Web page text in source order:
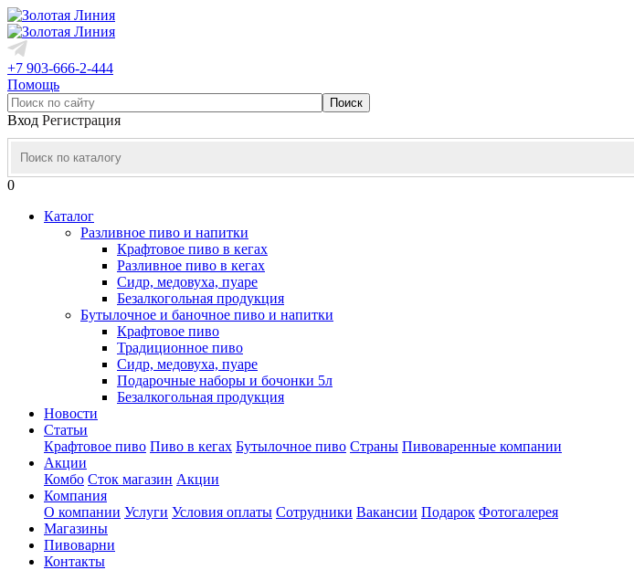
+7 903-666-2-444
Помощь
Вход Регистрация
0
Каталог
Разливное пиво и напитки
Крафтовое пиво в кегах
Разливное пиво в кегах
Сидр, медовуха, пуаре
Безалкогольная продукция
Бутылочное и баночное пиво и напитки
Крафтовое пиво
Традиционное пиво
Сидр, медовуха, пуаре
Подарочные наборы и бочонки 5л
Безалкогольная продукция
Новости
Статьи
Крафтовое пиво Пиво в кегах Бутылочное пиво Страны Пивоваренные компании
Акции
Комбо Сток магазин Акции
Компания
О компании Услуги Условия оплаты Сотрудники Вакансии Подарок Фотогалерея
Магазины
Пивоварни
Контакты